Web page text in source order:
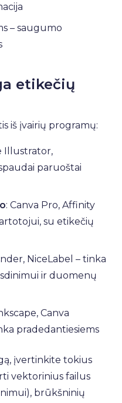
– saugumo
etikečių
iš įvairių programų:
Illustrator,
paruoštai
: Canva Pro, Affinity
su etikečių
NiceLabel – tinka
ir duomenų
Canva
pradedantiesiems
įvertinkite tokius
vektorinius failus
brūkšninių